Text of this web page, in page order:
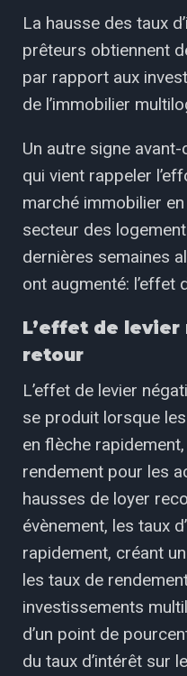
La hausse des taux
prêteurs obtiennent
par rapport aux
de l’immobilier
Un autre signe
qui vient rappeler
marché immobilier
secteur des
dernières semaines
ont augmenté: l’effet
L’effet de
retour
L’effet de levier
se produit lorsque
en flèche
rendement pour les
hausses de loyer
évènement, les taux
rapidement, créant
les taux de
investissements
d’un point de
du taux d’intérêt sur